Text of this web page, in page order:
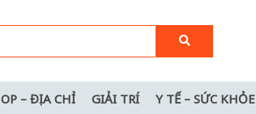
– ĐỊA CHỈ GIẢI TRÍ Y TẾ – SỨC KHỎE